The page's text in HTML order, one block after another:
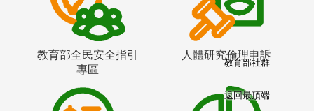
教育部全民安全指引
專區
人體研究倫理申訴
教育部社群
返回最頂端